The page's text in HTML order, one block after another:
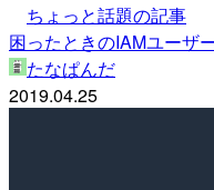
ちょっと話題の記事
困ったときのIAMユーザ
たなぱんだ
2019.04.25